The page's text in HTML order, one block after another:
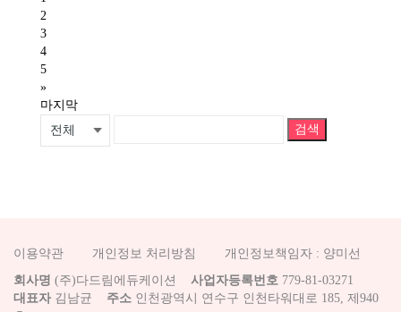
2
3
4
5
»
마지막
검색
이용약관 개인정보 처리방침
개인정보책임자 : 양미선
회사명 (주)다드림에듀케이션 사업자등록번호 779-81-03271
대표자 김남균 주소 인천광역시 연수구 인천타워대로 185, 제940